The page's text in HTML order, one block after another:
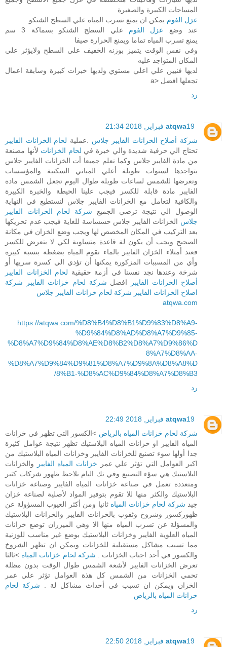
المساحات الكبيرة والصغيرة
عزل الفوم يمكن ان يمنع تسرب المياه علي السطح الشنكو
عند وضع عزل الفوم
علي السطح الشنكو بسماكة 3 سم
يمنع تسرب المياه تماما ويمنع الحرارة صيفا
وفي نفس الوقت يتميز بوزنه الخفيف علي السطح ولايؤثر علي
المكان المتواجد عليه
لديها فنيين علي اعلي مستوي ولديها خبرات كبيرة وسابقة اعمال
تجعلها افضل <a
رد
atqwa19 فبراير, 2018 21:34
شركة أصلاح الخزانات الفايبر جلاس .عملية لحام الخزانات الفايبر
تحتاج الي حرفية شديدة والي خبرة في لحام الخزانات لأنها مصنعة
من مادة الفايبر جلاس وكما نعلم جميعا أت الخزانات الفايبر جلاس
بتواجدها لسنوات طويلة أعلي المباني السكنية والمؤسسات
وتعرضها للشمس لساعات طويلة طوال اليوم تجعل الشمس مادة
الفايبر مادة قابلة للكسر فيجب علينا الحيطة والخبرة الكبيرة
والكافية لتعامل مع الخزانات الفايبر جلاس لنستطيع في النهاية
الوصول الي نتيجة ترضي الجميع شركة لحام الخزانات الفايبر
جلاس الخزانات الفايبر جلاس حسساسة للغاية فيجب عدم تحريكها
بعد التركيب في المكان المخصص لها ويجب وضع الخزان في مكانة
الصحيح ويجب أن يكون لة قاعدة متساوية لكي لا يتعرض للكسر
فعند أمتلاء الخزان الفايبر بالماء تقوم المياه بضغطة بنسبة كبيرة
وأي من المسببات المزكورة يمكنها أن تؤدي الي كسرة سريها أو
شرخة وعندها نجد نفسنا في أزمة حقيقية لحام الخزانات الفايبر
أصلاح الخزانات الفايبر
افضل شركة لحام خزانات الفايبر
شركة
اصلاح الخزانات الفايبر شركة لحام خزانات الفايبر جلاس
atqwa.com
https://atqwa.com/%D8%B4%D8%B1%D9%83%D8%A9-
%D9%84%D8%AD%D8%A7%D9%85-
%D8%A7%D9%84%D8%AE%D8%B2%D8%A7%D9%86%D
8%A7%D8%AA-
%D8%A7%D9%84%D9%81%D8%A7%D9%8A%D8%A8%D
8%B1-%D8%AC%D9%84%D8%A7%D8%B3/
رد
atqwa19 فبراير, 2018 22:49
شركة لحام خزانات المياه بالرياض >الكسور التي تظهر في خزانات
المياه الفايبر او خزانات المياه البلاستيك تظهر نتيجة عوامل كثيرة
جدا أولها سوء تصنيع للخزانات الفايبر وخزانات المياه البلاستيك من
اكبر العوامل التي تؤثر علي عمر خزانات المياه الفايبر
والخزانات
البلاستيك هي سؤء التصنيع وفي تك اليام نلاحظ ظهور شركات كثير
ومتعددة تعمل في صناعة خزانات المياه الفايبر وصناغة خزانات
البلاستيك والكثر منها للا تقوم بتوفير المواد لأصلية لصناعة خزان
جيد شركة لحام خزانات المياه ثانيا ومن أكثر العيوب المسؤولة عن
ظهوركسور وشروخ وثقوب بالخزانات الفايبر والخزانات البلاستيك
والمسؤلة عن تسرب المياه منها الا وهي الميزران توضع خزانات
المياه العلوية الفايبر وخزانات البلاستيك بوضع غير مناسب للوزنية
مما تسبب مشاكل مستقبلية للخزانات ويمكن ان تظهر الشروخ
والكسور في أحد اجناب الخزانات . شركة لحام خزانات المياه >ثالثا
تعرض الخزانات الفايبر لأشعة الشمس طوال الوقت بدون مظلة
تحمي الخزانات من الشمس كل هذة العوامل تؤثر علي عمر
الخزان ويمكن ان تسبب في أحداث مشاكل لة . شركة لحام
خزانات المياه بالرياض
رد
atqwa19 فبراير, 2018 22:50